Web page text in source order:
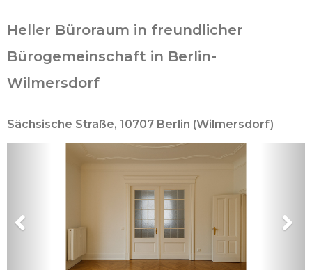
Heller Büroraum in freundlicher
Bürogemeinschaft in Berlin-
Wilmersdorf
Sächsische Straße, 10707 Berlin (Wilmersdorf)